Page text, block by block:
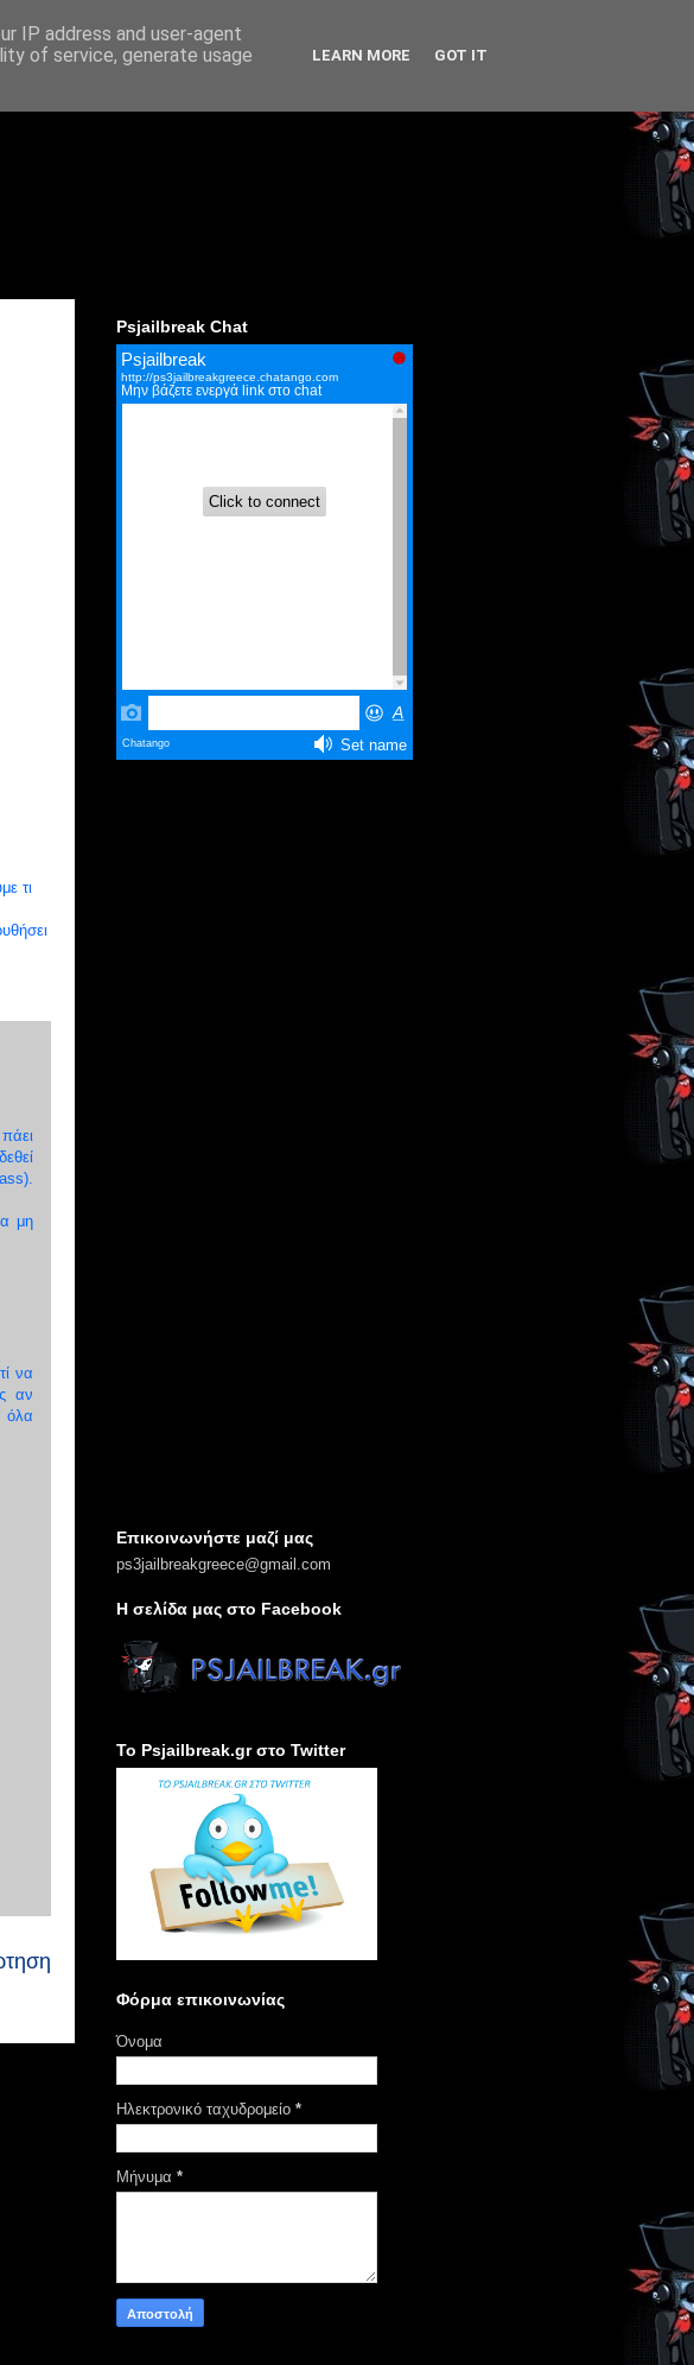
τι
μη
να
αν
όλα
Psjailbreak Chat
Επικοινωνήστε μαζί μας
ps3jailbreakgreece@gmail.com
H σελίδα μας στο Facebook
Το Psjailbreak.gr στο Twitter
Φόρμα επικοινωνίας
Όνομα
Ηλεκτρονικό ταχυδρομείο *
Μήνυμα *
IP address and user-agent
of service, generate usage
LEARN MORE GOT IT